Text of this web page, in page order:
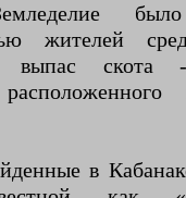
было
жителей
скота -
в